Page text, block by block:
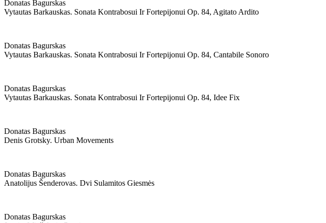
Donatas Bagurskas
Vytautas Barkauskas. Sonata Kontrabosui Ir Fortepijonui Op. 84, Agitato Ardito
Donatas Bagurskas
Vytautas Barkauskas. Sonata Kontrabosui Ir Fortepijonui Op. 84, Cantabile Sonoro
Donatas Bagurskas
Vytautas Barkauskas. Sonata Kontrabosui Ir Fortepijonui Op. 84, Idee Fix
Donatas Bagurskas
Denis Grotsky. Urban Movements
Donatas Bagurskas
Anatolijus Šenderovas. Dvi Sulamitos Giesmės
Donatas Bagurskas